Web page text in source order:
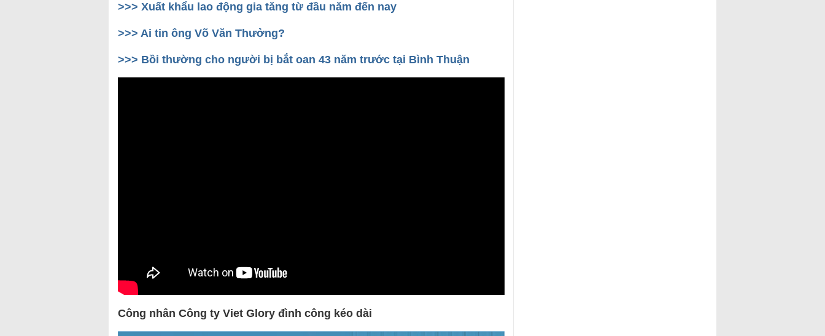
>>> Xuất khẩu lao động gia tăng từ đầu năm đến nay
>>> Ai tin ông Võ Văn Thưởng?
>>> Bồi thường cho người bị bắt oan 43 năm trước tại Bình Thuận
Công nhân Công ty Viet Glory đình công kéo dài